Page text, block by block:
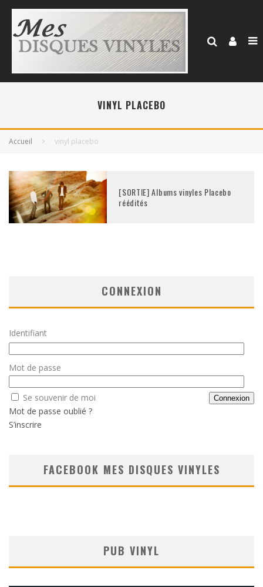
VINYL PLACEBO
Accueil vinyl placebo
[SORTIE] Albums vinyles Placebo
réédités
CONNEXION
Identifiant
Mot de passe
Se souvenir de moi
Mot de passe oublié ?
S’inscrire
FACEBOOK MES DISQUES VINYLES
PUB VINYL